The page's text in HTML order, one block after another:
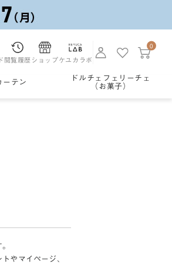
閲覧履歴 ショップケユカラボ
0
ーテン
ドルチェフェリーチェ
（お菓子）
やマイページ、